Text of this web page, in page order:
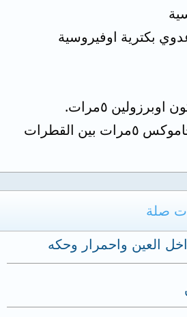
بكترية اوفيروسية
٥مرات.
.قطرة توبرين او فيجاموكس ٥مرات بين القطرات
صلة
العين واحمرار وحكه